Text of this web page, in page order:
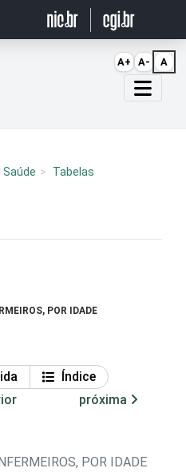
Saúde
Tabelas
POR IDADE
Índice
próxima
POR IDADE
A+ A- A